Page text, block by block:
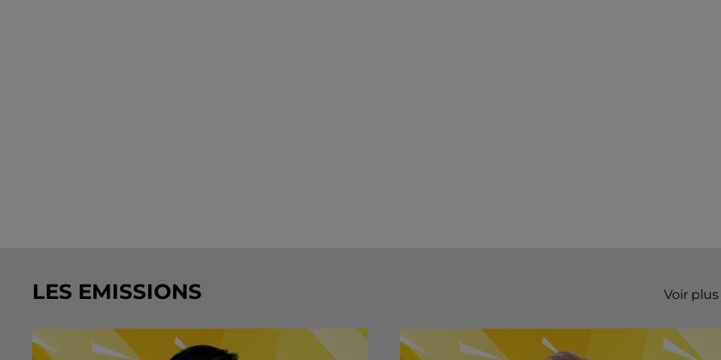
LES EMISSIONS Voir plus